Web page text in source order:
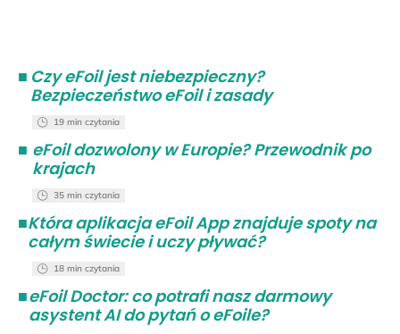
■ Czy eFoil jest niebezpieczny?
Bezpieczeństwo eFoil i zasady
19 min czytania
■ eFoil dozwolony w Europie? Przewodnik po
krajach
35 min czytania
■Która aplikacja eFoil App znajduje spoty na
całym świecie i uczy pływać?
18 min czytania
■eFoil Doctor: co potrafi nasz darmowy
asystent AI do pytań o eFoile?